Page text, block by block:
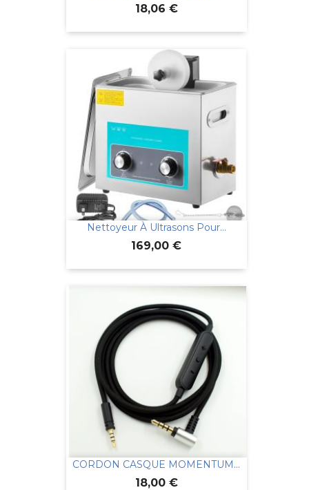
Prix
18,06 €
Nettoyeur À Ultrasons Pour...
Prix
169,00 €
CORDON CASQUE MOMENTUM...
Prix
18,00 €